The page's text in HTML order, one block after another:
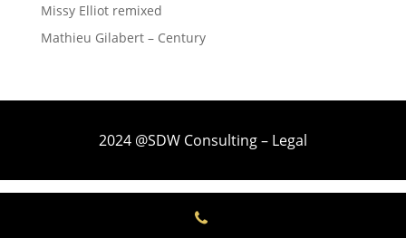
Missy Elliot remixed
Mathieu Gilabert – Century
2024 @SDW Consulting– Legal